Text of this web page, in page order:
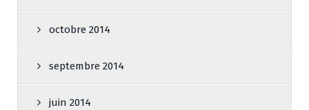
octobre 2014
septembre 2014
juin 2014